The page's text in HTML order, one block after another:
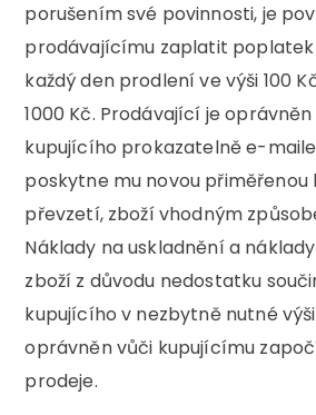
porušením své povinnosti, je
prodávajícímu zaplatit poplatek
každý den prodlení ve výši 100
1000 Kč. Prodávající je
kupujícího prokazatelně e-
poskytne mu novou přiměřenou
převzetí, zboží vhodným
Náklady na uskladnění a
zboží z důvodu nedostatku
kupujícího v nezbytně nutné
oprávněn vůči kupujícímu
prodeje.